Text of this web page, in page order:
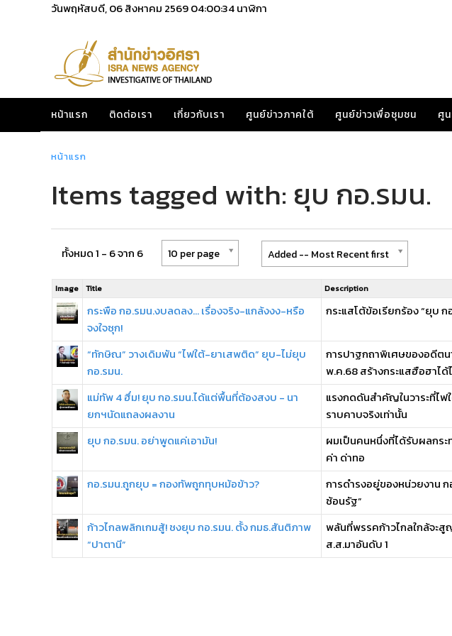
วันพฤหัสบดี, 06 สิงหาคม 256904:00:34นาฬิกา
หน้าแรก ติดต่อเรา เกี่ยวกับเรา ศูนย์ข่าวภาคใต้ ศูนย์ข่าวเพื่อชุมชน ศู
หน้าแรก
Items tagged with: ยุบ กอ.รมน.
ทั้งหมด 1 - 6 จาก 6 10 per page Added -- Most Recent first
Image Title Description
กระพือ กอ.รมน.งบลดลง... เรื่องจริง-แกล้งงง-หรือ
จงใจซุก!
กระแสโต้ข้อเรียกร้อง “ยุบ
“ทักษิณ” วางเดิมพัน “ไฟใต้-ยาเสพติด” ยุบ-ไม่ยุบ
กอ.รมน.
การปาฐกถาพิเศษของอดีต
พ.ค.68 สร้างกระแสฮือฮาได้
แม่ทัพ 4 ฮึ่ม! ยุบ กอ.รมน.ได้แต่พื้นที่ต้องสงบ - นา
ยกฯนัดแถลงผลงาน
แรงกดดันสำคัญในวาระที่ไฟ
ราบคาบจริงเท่านั้น
ยุบ กอ.รมน. อย่าพูดแค่เอามัน!
ผมเป็นคนหนึ่งที่ได้รับผลกระ
ค่า ด่าทอ
กอ.รมน.ถูกยุบ = กองทัพถูกทุบหม้อข้าว?
การดำรงอยู่ของหน่วยงาน ก
ซ้อนรัฐ”
ก้าวไกลพลิกเกมสู้! ชงยุบ กอ.รมน. ตั้ง กมธ.สันติภาพ
“ปาตานี”
พลันที่พรรคก้าวไกลใกล้จะสู
ส.ส.มาอันดับ 1